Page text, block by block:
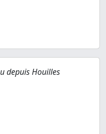
depuis Houilles